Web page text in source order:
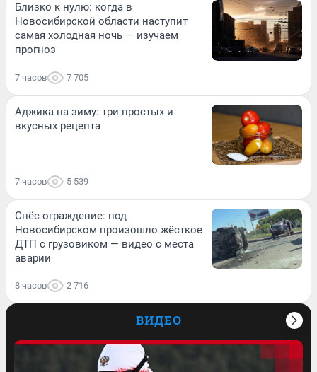
Близко к нулю: когда в
Новосибирской области наступит
самая холодная ночь — изучаем
прогноз
7 часов 7 705
Аджика на зиму: три простых и
вкусных рецепта
7 часов 5 539
Снёс ограждение: под
Новосибирском произошло жёсткое
ДТП с грузовиком — видео с места
аварии
8 часов 2 716
ВИДЕО